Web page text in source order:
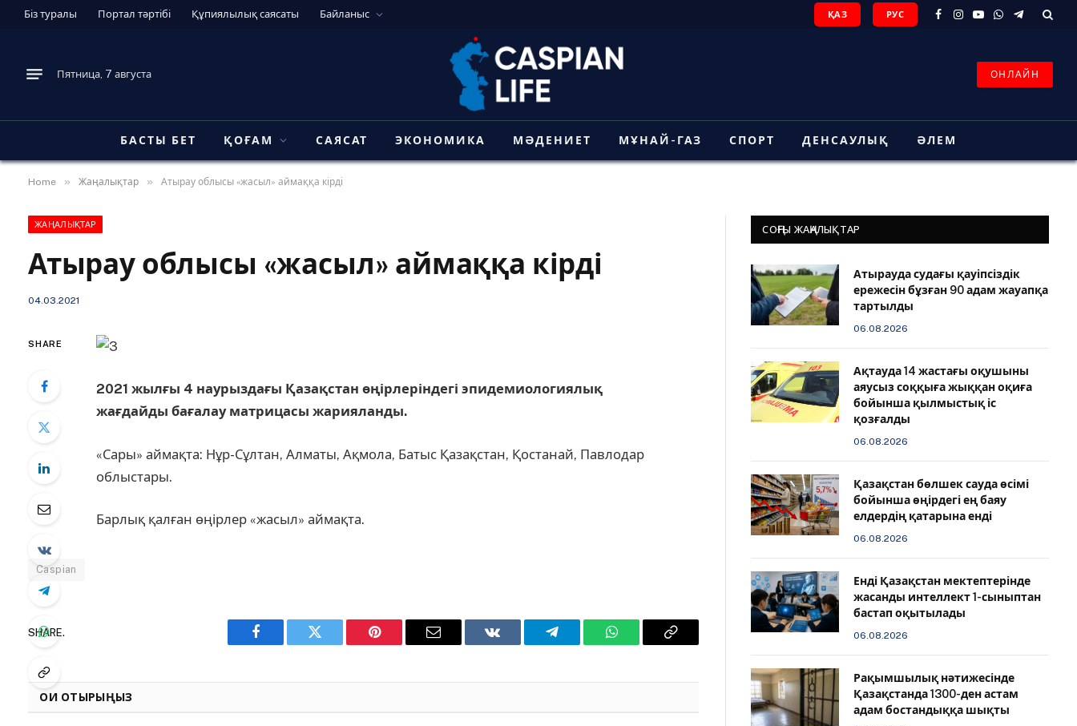
Біз туралы Портал тәртібі Құпиялылық саясаты Байланыс ҚАЗ РУС
Facebook
Instagram
YouTube
WhatsApp
Telegram
Пятница, 7 августа ОНЛАЙН
БАСТЫ БЕТ ҚОҒАМ САЯСАТ ЭКОНОМИКА МӘДЕНИЕТ МҰНАЙ-ГАЗ СПОРТ ДЕНСАУЛЫҚ ӘЛЕМ
Home » Жаңалықтар » Атырау облысы «жасыл» аймаққа кірді
ЖАҢАЛЫҚТАР
Атырау облысы «жасыл» аймаққа кірді
04.03.2021
SHARE
2021 жылғы 4 наурыздағы Қазақстан өңірлеріндегі эпидемиологиялық
жағдайды бағалау матрицасы жарияланды.
«Сары» аймақта: Нұр-Сұлтан, Алматы, Ақмола, Батыс Қазақстан, Қостанай, Павлодар
облыстары.
Барлық қалған өңірлер «жасыл» аймақта.
Caspian
SHARE.
Facebook Twitter Pinterest Email VKontakteTelegram WhatsAppCopy
ОҚИ ОТЫРЫҢЫЗ
СОҢҒЫ ЖАҢАЛЫҚТАР
Атырауда судағы қауіпсіздік
ережесін бұзған 90 адам жауапқа
тартылды
06.08.2026
Ақтауда 14 жастағы оқушыны
аяусыз соққыға жыққан оқиға
бойынша қылмыстық іс
қозғалды
06.08.2026
Қазақстан бөлшек сауда өсімі
бойынша өңірдегі ең баяу
елдердің қатарына енді
06.08.2026
️Енді Қазақстан мектептерінде
жасанды интеллект 1-сыныптан
бастап оқытылады
06.08.2026
Рақымшылық нәтижесінде
Қазақстанда 1300-ден астам
адам бостандыққа шықты